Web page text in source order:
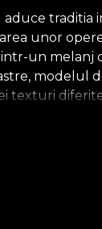
traditia
unor
un
modelul
texturi
Boema